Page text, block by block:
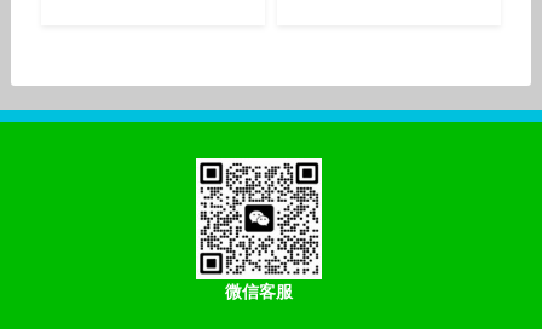
微信客服